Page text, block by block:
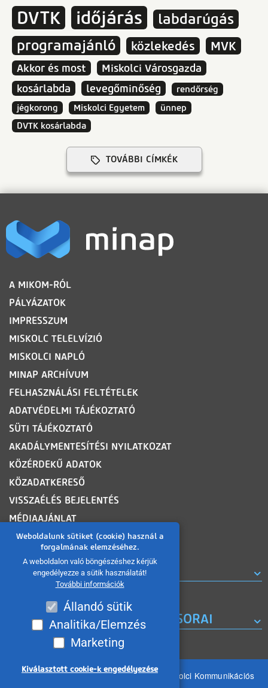
Weboldalunk sütiket (cookie) használ a
forgalmának elemzéséhez.
A weboldalon való böngészéshez kérjük
engedélyezze a sütik használatát!
További információk
Állandó sütik
Analitika/Elemzés
Marketing
Kiválasztott cookie-k engedélyezése
DVTK időjárás
labdarúgás
programajánló
közlekedés MVK
Akkor és most
Miskolci Városgazda
kosárlabda
levegőminőség
rendőrség
jégkorong
Miskolci Egyetem
ünnep
DVTK kosárlabda
TOVÁBBI CÍMKÉK
LÁBLÉC
A MIKOM-RÓL
PÁLYÁZATOK
IMPRESSZUM
MISKOLC TELELVÍZIÓ
MISKOLCI NAPLÓ
MINAP ARCHÍVUM
FELHASZNÁLÁSI FELTÉTELEK
ADATVÉDELMI TÁJÉKOZTATÓ
SÜTI TÁJÉKOZTATÓ
AKADÁLYMENTESÍTÉSI NYILATKOZAT
KÖZÉRDEKŰ ADATOK
KÖZADATKERESŐ
VISSZAÉLÉS BEJELENTÉS
MÉDIAAJÁNLAT
OLDALTÉRKÉP
ROVATOK
A MISKOLC TV KORÁBBI MŰSORAI
Minden jog fenntartva 2026 © MIKOM Miskolci Kommunikációs